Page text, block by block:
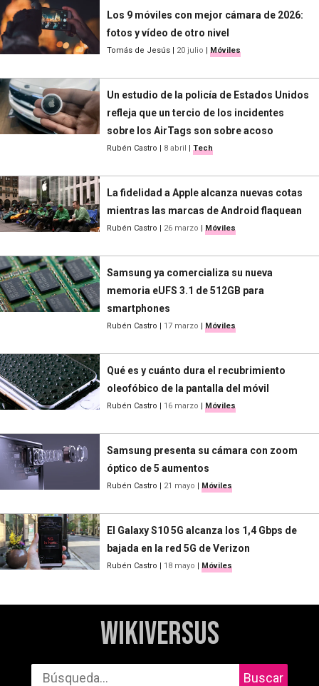
Los 9 móviles con mejor cámara de 2026:
fotos y vídeo de otro nivel
Tomás de Jesús | 20 julio | Móviles
Un estudio de la policía de Estados Unidos
refleja que un tercio de los incidentes
sobre los AirTags son sobre acoso
Rubén Castro | 8 abril | Tech
La fidelidad a Apple alcanza nuevas cotas
mientras las marcas de Android flaquean
Rubén Castro | 26 marzo | Móviles
Samsung ya comercializa su nueva
memoria eUFS 3.1 de 512GB para
smartphones
Rubén Castro | 17 marzo | Móviles
Qué es y cuánto dura el recubrimiento
oleofóbico de la pantalla del móvil
Rubén Castro | 16 marzo | Móviles
Samsung presenta su cámara con zoom
óptico de 5 aumentos
Rubén Castro | 21 mayo | Móviles
El Galaxy S10 5G alcanza los 1,4 Gbps de
bajada en la red 5G de Verizon
Rubén Castro | 18 mayo | Móviles
WikiVersus
Buscar